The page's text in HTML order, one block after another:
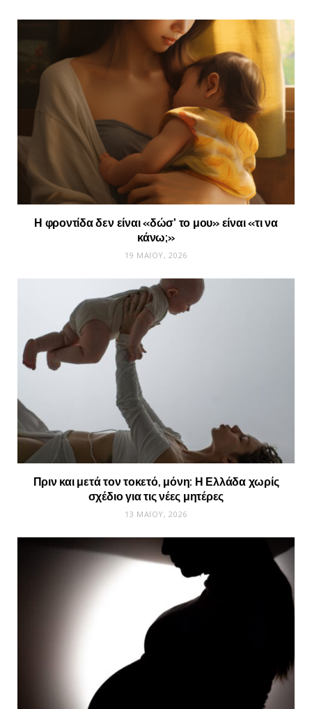
Η φροντίδα δεν είναι «δώσ’ το μου» είναι «τι να
κάνω;»
19 ΜΑΪ́ΟΥ, 2026
Πριν και μετά τον τοκετό, μόνη: Η Ελλάδα χωρίς
σχέδιο για τις νέες μητέρες
13 ΜΑΪ́ΟΥ, 2026